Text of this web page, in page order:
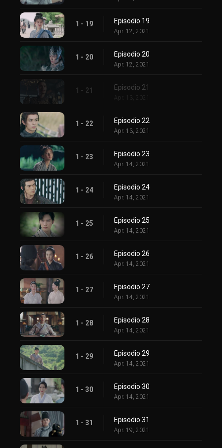
1 - 19 Episodio 19
Apr. 12, 2021
1 - 20 Episodio 20
Apr. 12, 2021
1 - 21 Episodio 21
Apr. 13, 2021
1 - 22 Episodio 22
Apr. 13, 2021
1 - 23 Episodio 23
Apr. 14, 2021
1 - 24 Episodio 24
Apr. 14, 2021
1 - 25 Episodio 25
Apr. 14, 2021
1 - 26 Episodio 26
Apr. 14, 2021
1 - 27 Episodio 27
Apr. 14, 2021
1 - 28 Episodio 28
Apr. 14, 2021
1 - 29 Episodio 29
Apr. 14, 2021
1 - 30 Episodio 30
Apr. 14, 2021
1 - 31 Episodio 31
Apr. 19, 2021